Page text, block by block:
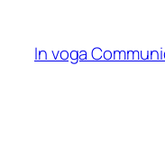
content
In voga